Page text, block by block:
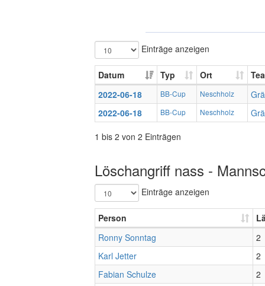
Einträge anzeigen
Datum Typ Ort
2022-06-18
BB-Cup Neschholz
2022-06-18
BB-Cup Neschholz
1 bis 2 von 2 Einträgen
Löschangriff nass -
Einträge anzeigen
Person
Ronny Sonntag
2
Karl Jetter
2
Fabian Schulze
2